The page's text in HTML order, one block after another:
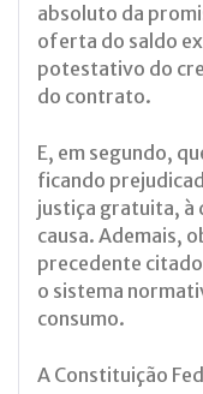
absoluto da
oferta do saldo
potestativo do
do contrato.
E, em segundo,
ficando
justiça gratuita, à
causa. Ademais,
precedente
o sistema
consumo.
A Constituição